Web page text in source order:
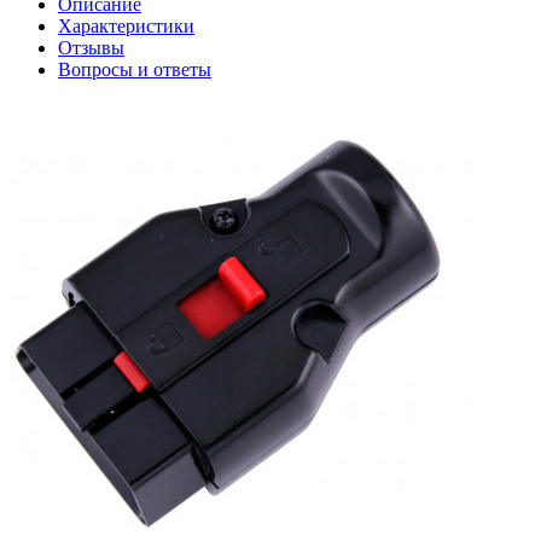
Характеристики
Отзывы
Вопросы и ответы